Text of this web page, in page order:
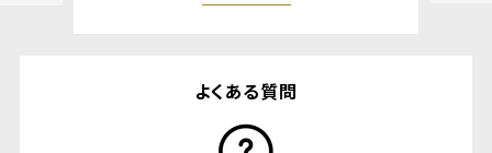
よくある質問